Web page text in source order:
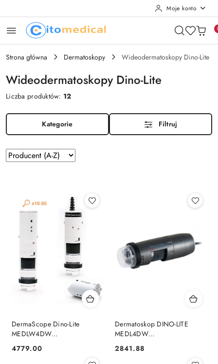
Moje konto
Strona główna Dermatoskopy Wideodermatoskopy Dino-Lite
Wideodermatoskopy Dino-Lite
Liczba produktów: 12
Kategorie Filtruj
Zastosowano
sortowanie:
Sortuj
według
DermaScope Dino-Lite
MEDLW4DW
videodermatoskop
bezprzewodowy z
Cena:
4779.00
Dermatoskop DINO-LITE
MEDL4DW
(VIDEODERMATOSKOP)
Cena:
2841.88